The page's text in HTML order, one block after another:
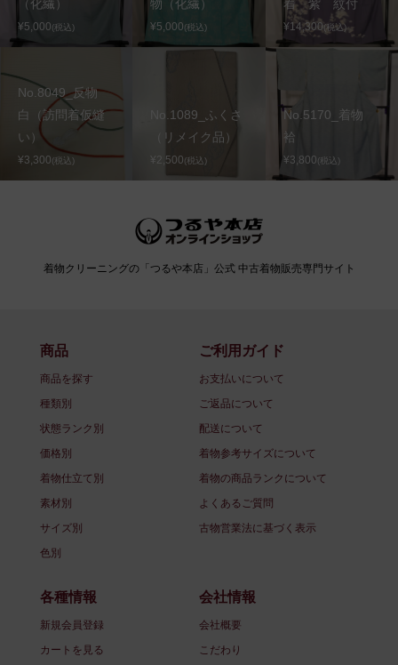
（化繊）
¥5,000(税込)
物（化繊）
¥5,000(税込)
着 紫 紋付
¥14,300(税込)
No.8049_反物
白（訪問着仮縫
い）
¥3,300(税込)
No.1089_ふくさ
（リメイク品）
¥2,500(税込)
No.5170_着物
袷
¥3,800(税込)
着物クリーニングの「つるや本店」公式 中古着物販売専門サイト
商品
商品を探す
種類別
状態ランク別
価格別
着物仕立て別
素材別
サイズ別
色別
ご利用ガイド
お支払いについて
ご返品について
配送について
着物参考サイズについて
着物の商品ランクについて
よくあるご質問
古物営業法に基づく表示
各種情報
新規会員登録
カートを見る
会社情報
会社概要
こだわり